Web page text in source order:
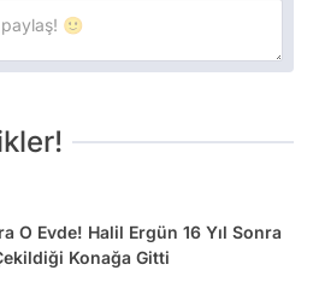
O Evde! Halil Ergün 16 Yıl Sonra
Konağa Gitti